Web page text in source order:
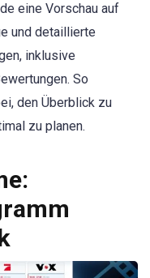
eine Vorschau auf
und detaillierte
inklusive
So
den Überblick zu
zu planen.